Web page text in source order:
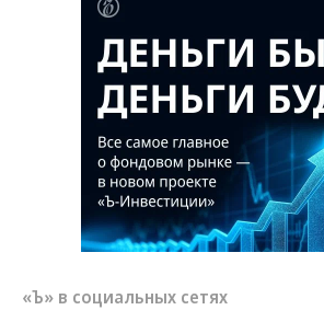
«Ъ» в социальных сетях